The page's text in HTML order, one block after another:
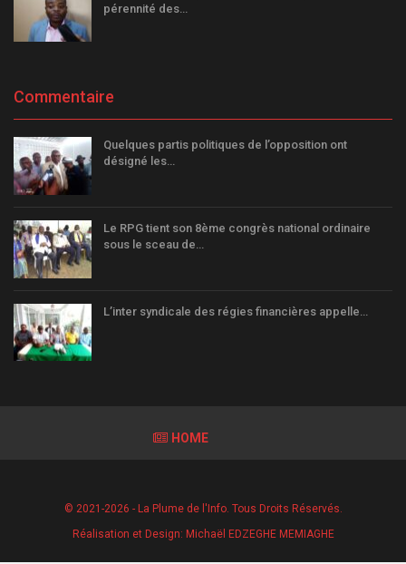
pérennité des…
Commentaire
Quelques partis politiques de l’opposition ont
désigné les…
Le RPG tient son 8ème congrès national ordinaire
sous le sceau de…
L’inter syndicale des régies financières appelle…
HOME
© 2021-2026 - La Plume de l'Info. Tous Droits Réservés.
Réalisation et Design: Michaël EDZEGHE MEMIAGHE